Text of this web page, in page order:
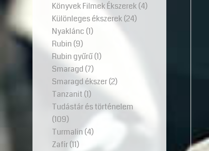
Könyvek Filmek Ékszerek(4)
Különleges ékszerek(24)
Nyaklánc (1)
Rubin (9)
Rubin gyűrű(1)
Smaragd (7)
Smaragd ékszer(2)
Tanzanit (1)
Tudástár és történelem
(109)
Turmalin (4)
Zafír(11)